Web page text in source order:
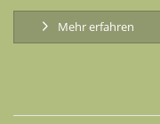
Mehr erfahren